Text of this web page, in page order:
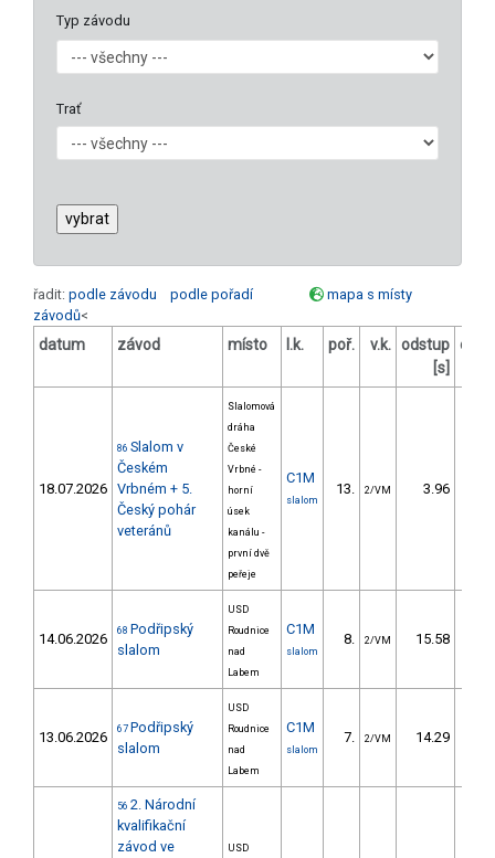
Typ závodu
Trať
řadit: podle závodu podle pořadí
mapa s místy
závodů<
datum závod místo l.k. poř. v.k. odstup
[s]
18.07.2026
86 Slalom v
Českém
Vrbném + 5.
Český pohár
veteránů
Slalomová
dráha
České
Vrbné -
horní
úsek
kanálu -
první dvě
peřeje
C1M
slalom
13. 2/VM 3.96
14.06.2026 68 Podřipský
slalom
USD
Roudnice
nad
Labem
C1M
slalom
8. 2/VM 15.58
13.06.2026 67 Podřipský
slalom
USD
Roudnice
nad
Labem
C1M
slalom
7. 2/VM 14.29
56 2. Národní
kvalifikační
závod ve
USD